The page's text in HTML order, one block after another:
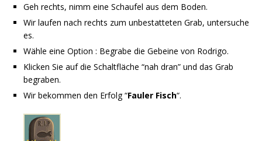
Geh rechts, nimm eine Schaufel aus dem Boden.
Wir laufen nach rechts zum unbestatteten Grab, untersuche
es.
Wähle eine Option : Begrabe die Gebeine von Rodrigo.
Klicken Sie auf die Schaltfläche “nah dran” und das Grab
begraben.
Wir bekommen den Erfolg “Fauler Fisch“.